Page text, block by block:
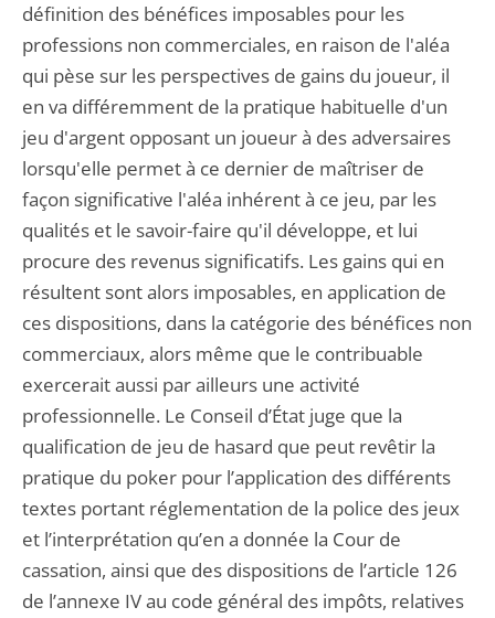
définition des bénéfices imposables pour les
professions non commerciales, en raison de l'aléa
qui pèse sur les perspectives de gains du joueur, il
en va différemment de la pratique habituelle d'un
jeu d'argent opposant un joueur à des adversaires
lorsqu'elle permet à ce dernier de maîtriser de
façon significative l'aléa inhérent à ce jeu, par les
qualités et le savoir-faire qu'il développe, et lui
procure des revenus significatifs. Les gains qui en
résultent sont alors imposables, en application de
ces dispositions, dans la catégorie des bénéfices non
commerciaux, alors même que le contribuable
exercerait aussi par ailleurs une activité
professionnelle. Le Conseil d’État juge que la
qualification de jeu de hasard que peut revêtir la
pratique du poker pour l’application des différents
textes portant réglementation de la police des jeux
et l’interprétation qu’en a donnée la Cour de
cassation, ainsi que des dispositions de l’article 126
de l’annexe IV au code général des impôts, relatives